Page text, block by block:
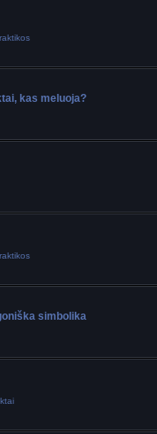
kas meluoja?
simbolika